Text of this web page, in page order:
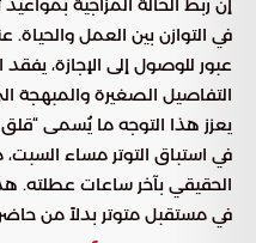
إن ربط الحالة المزاجية
في التوازن بين العمل
عبور للوصول إلى الإجازة،
التفاصيل الصغيرة والمبهجة
يعزز هذا التوجه ما يُسمى
في استباق التوتر مساء
الحقيقي بآخر ساعات عطلته.
في مستقبل متوتر بدلاً من